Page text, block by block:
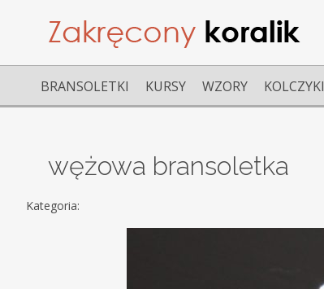
BRANSOLETKI KURSY WZORY KOLCZYKI
wężowa bransoletka
Kategoria: